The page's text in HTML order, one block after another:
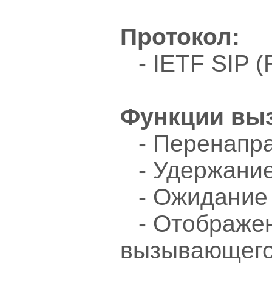
Протокол:
- IETF SIP
Функции
-
-
- Ожидание
-